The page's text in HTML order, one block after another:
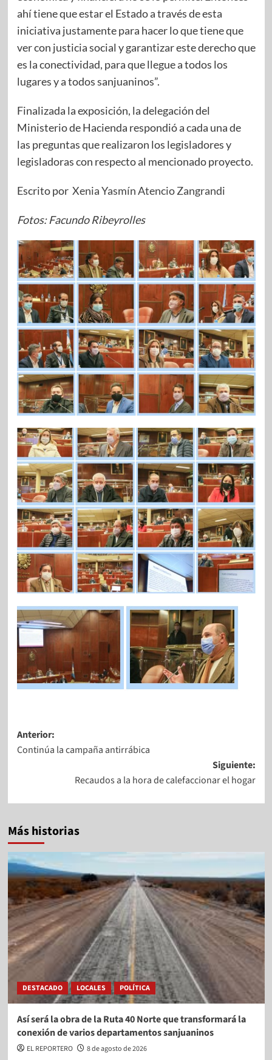
ahí tiene que estar el Estado a través de esta
iniciativa justamente para hacer lo que tiene que
ver con justicia social y garantizar este derecho que
es la conectividad, para que llegue a todos los
lugares y a todos sanjuaninos”.
Finalizada la exposición, la delegación del
Ministerio de Hacienda respondió a cada una de
las preguntas que realizaron los legisladores y
legisladoras con respecto al mencionado proyecto.
Escrito por Xenia Yasmín Atencio Zangrandi
Fotos: Facundo Ribeyrolles
Anterior:
Continúa la campaña antirrábica
Siguiente:
Recaudos a la hora de calefaccionar el hogar
Más historias
DESTACADO LOCALES POLÍTICA
Así será la obra de la Ruta 40 Norte que transformará la
conexión de varios departamentos sanjuaninos
EL REPORTERO 8 de agosto de 2026